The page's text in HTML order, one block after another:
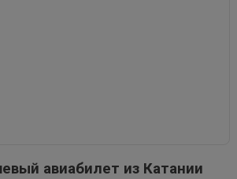
авиабилет из Катании